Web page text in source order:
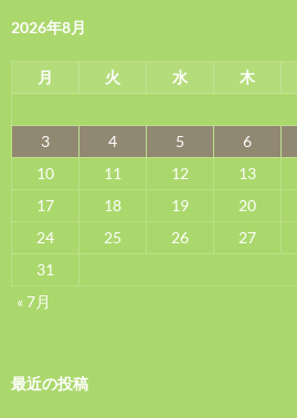
2026年8月
月 火 水 木
3
4 5 6
10
11 12 13
17
18 19 20
24
25 26 27
31
« 7月
最近の投稿